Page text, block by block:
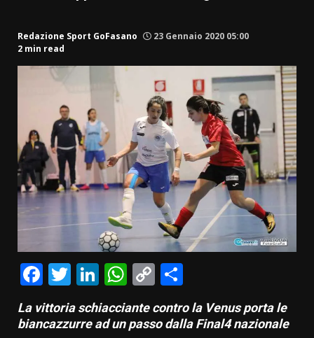
Redazione Sport GoFasano
23 Gennaio 2020 05:00
2 min read
Facebook
Twitter
LinkedIn
WhatsApp
Copy
Link
La vittoria schiacciante contro la Venus porta le
biancazzurre ad un passo dalla Final4 nazionale